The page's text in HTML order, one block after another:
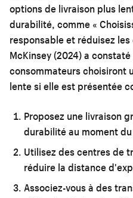
options de livraison plus
durabilité, comme «
responsable et réduisez les
McKinsey (2024) a constaté
consommateurs choisiront
lente si elle est présentée
Proposez une livraison
durabilité au moment
Utilisez des centres de
réduire la distance
Associez-vous à des